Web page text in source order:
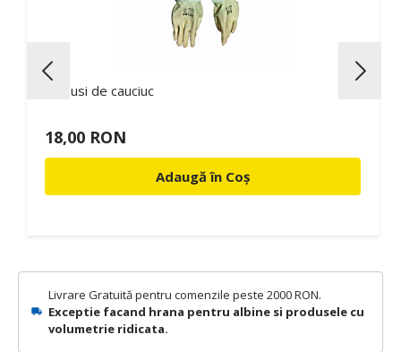
Livrare Gratuită pentru comenzile peste 2000 RON.
Exceptie facand hrana pentru albine si produsele cu
volumetrie ridicata.
Manusi de cauciuc
18,00 RON
Adaugă în Coș